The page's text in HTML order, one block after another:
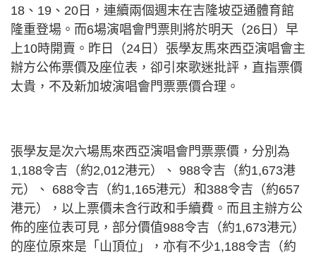
18、19、20日，連續兩個週末在吉隆坡亞通體育館
隆重登場。而6場演唱會門票則將於明天（26日）早
上10時開賣。昨日（24日）張學友馬來西亞演唱會主
辦方公佈票價及座位表，卻引來歌迷批評，直指票價
太貴，不及新加坡演唱會門票票價合理。
張學友是次六場馬來西亞演唱會門票票價，分別為
1,188令吉（約2,012港元）、 988令吉（約1,673港
元）、 688令吉（約1,165港元）和388令吉（約657
港元），以上票價未含行政和手續費。而且主辦方公
佈的座位表可見，部分價值988令吉（約1,673港元）
的座位原來是「山頂位」，亦有不少1,188令吉（約